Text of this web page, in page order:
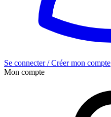
Se connecter / Créer mon compte
Mon compte